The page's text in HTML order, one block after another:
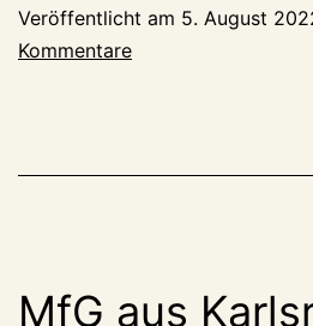
Veröffentlicht am 5. August
Kommentare
MfG aus